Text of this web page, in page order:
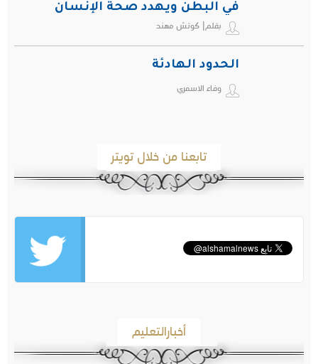
في البطن ويهدد صحة الإنسان
بقلم| كوتش مهند
الحدود الهادئة
وفاء الاسمري
تابعنا من خلال تويتر
أخبارالتعليم